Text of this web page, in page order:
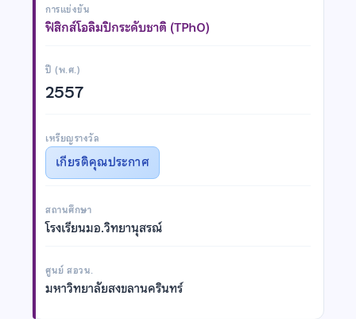
การแข่งขัน
ฟิสิกส์โอลิมปิกระดับชาติ (TPhO)
ปี (พ.ศ.)
2557
เหรียญรางวัล
เกียรติคุณประกาศ
สถานศึกษา
โรงเรียนมอ.วิทยานุสรณ์
ศูนย์ สอวน.
มหาวิทยาลัยสงขลานครินทร์